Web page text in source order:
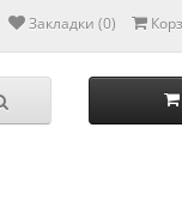
Закладки (0)